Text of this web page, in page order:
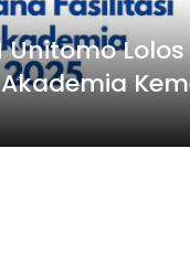
Unitomo